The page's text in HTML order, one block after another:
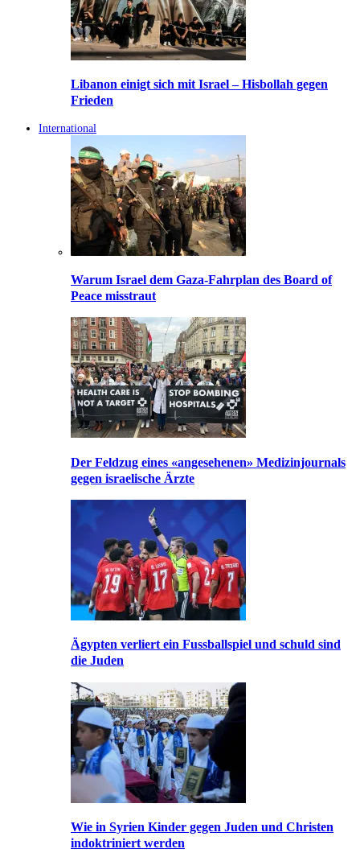
Libanon einigt sich mit Israel – Hisbollah gegen
Frieden
International
Warum Israel dem Gaza-Fahrplan des Board of
Peace misstraut
Der Feldzug eines «angesehenen» Medizinjournals
gegen israelische Ärzte
Ägypten verliert ein Fussballspiel und schuld sind
die Juden
Wie in Syrien Kinder gegen Juden und Christen
indoktriniert werden